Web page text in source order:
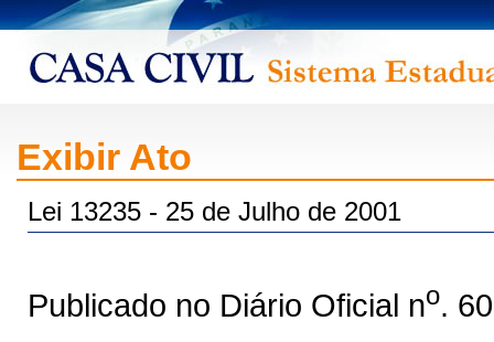
Exibir Ato
Lei 13235 - 25 de Julho de 2001
Publicado no Diário Oficial no.